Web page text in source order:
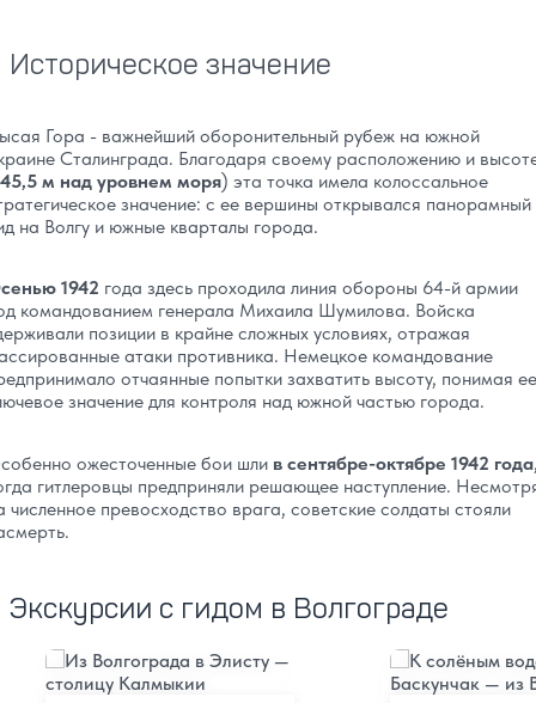
Историческое значение
Гора - важнейший оборонительный рубеж на южной
Сталинграда. Благодаря своему расположению и
м над уровнем моря) эта точка имела колоссальное
значение: с ее вершины открывался панорамный
на Волгу и южные кварталы города.
1942 года здесь проходила линия обороны 64-й армии
командованием генерала Михаила Шумилова. Войска
позиции в крайне сложных условиях, отражая
атаки противника. Немецкое командование
отчаянные попытки захватить высоту, понимая ее
значение для контроля над южной частью города.
ожесточенные бои шли в сентябре-октябре 1942 года
гитлеровцы предприняли решающее наступление.
численное превосходство врага, советские солдаты стояли
Экскурсии с гидом в Волгограде
Подробнее Подробнее